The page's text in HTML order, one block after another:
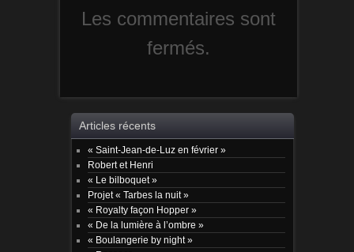
Les commentaires sont
fermés.
Articles récents
« Saint-Jean-de-Luz en février »
Robert et Henri
« Le bilboquet »
Projet « Tarbes la nuit »
« Royalty façon Hopper »
« De la lumière à l’ombre »
« Boulangerie by night »